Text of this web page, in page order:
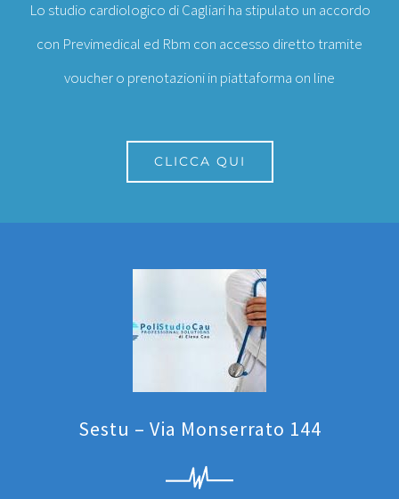
Lo studio cardiologico di Cagliari ha stipulato un accordo
con Previmedical ed Rbm con accesso diretto tramite
voucher o prenotazioni in piattaforma on line
CLICCA QUI
Sestu – Via Monserrato 144